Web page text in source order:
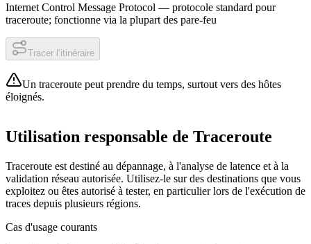
Internet Control Message Protocol — protocole standard pour
traceroute; fonctionne via la plupart des pare-feu
Tracer l’itinéraire
Un traceroute peut prendre du temps, surtout vers des hôtes
éloignés.
Utilisation responsable de Traceroute
Traceroute est destiné au dépannage, à l'analyse de latence et à la
validation réseau autorisée. Utilisez-le sur des destinations que vous
exploitez ou êtes autorisé à tester, en particulier lors de l'exécution de
traces depuis plusieurs régions.
Cas d'usage courants